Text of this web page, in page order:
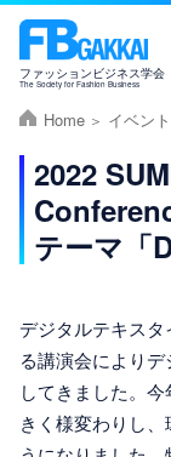
ファッションビジネス学会
The Society for Fashion Business
Home イベン
2022
テーマ「
デジタルテキス
る講演会により
してきました。
きく様変わりし